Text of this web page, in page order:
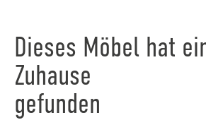
Dieses Möbel hat
Zuhause
gefunden